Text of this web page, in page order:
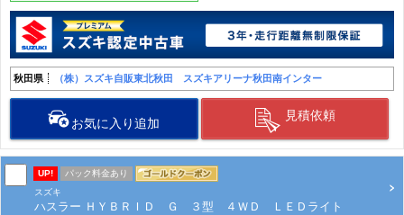
秋田県 （株）スズキ自販東北秋田 スズキアリーナ秋田南インター
お気に入り追加
見積依頼
UP!
パック料金あり
スズキ
ハスラー ＨＹＢＲＩＤ Ｇ ３型 ４ＷＤ ＬＥＤライト